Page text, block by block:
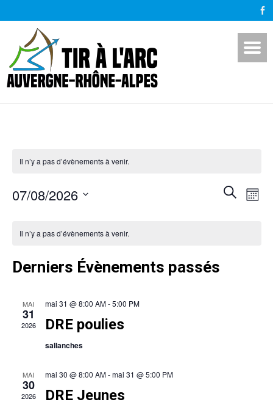
Il n’y a pas d’évènements à venir.
RECHERCHE
MOIS
07/08/2026
une
Évènements
Il n’y a pas d’évènements à venir.
Derniers Évènements passés
MAI
31
2026
mai 31 @ 8:00 AM-5:00 PM
DRE poulies
sallanches
MAI
30
2026
mai 30 @ 8:00 AM-mai 31 @ 5:00 PM
DRE Jeunes